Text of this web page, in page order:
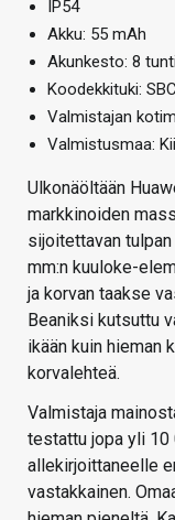
IP54
Akku: 55 mAh
Akunkesto: 8
Koodekkituki:
Valmistajan
Valmistusmaa:
Ulkonäöltään
markkinoiden
sijoitettavan
mm:n kuuloke-
ja korvan taakse
Beaniksi kutsuttu
ikään kuin hieman
korvalehteä.
Valmistaja
testattu jopa yli 10
allekirjoittaneelle
vastakkainen.